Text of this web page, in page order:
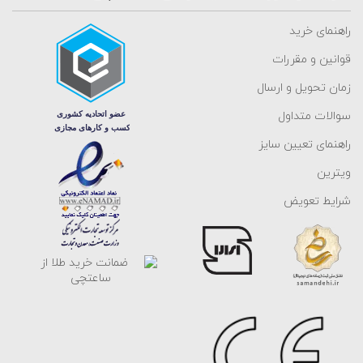
پابند های طلا زنانه و پابند های طلا دخترانه در انواع مختلف ساخته می
شوند و در طرح های مختلف مانند پابند طلا با سنگ و مروارید و پابندهای
ساخته شده با انواع زنجیرها برای سلیقه های گوناگون به بازار عرضه می
گردند. همچنین برندهای معروف جهان مانند شوپارد، هرمس، لویی ویتون
و بسیاری از برندهای دیگر، هر سال طراحی های خاصی از این زیور چشم
نواز طراحی کرده و وارد بازار جهانی می کنند. برندهای ایرانی طلا نیز به دلیل
محبوبیت برندهای جهانی، مدل هایی از آنها را طراحی و به بازار داخلی عرضه
می کند. مثلا پابند طلا کارتیر، پابند طلا ونکلیف، پابند طلا طرح تیفانی،
پابند طلا طرح فرد، پابند طلا طرح دیوید یورمن و پابند طلا طرح امگا بسیار
پرفروش و پرطرفدار هستند. در ادامه محبوب ترین مدل های پابند طلا را
بررسی کرده ایم:
راهنمای خرید
قوانین و مقررات
زمان تحویل و ارسال
سوالات متداول
راهنمای تعیین سایز
ویترین
شرایط تعویض